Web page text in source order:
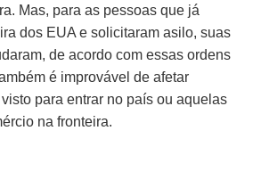
Mas, para as pessoas que já
dos EUA e solicitaram asilo, suas
de acordo com essas ordens
é improvável de afetar
para entrar no país ou aquelas
na fronteira.